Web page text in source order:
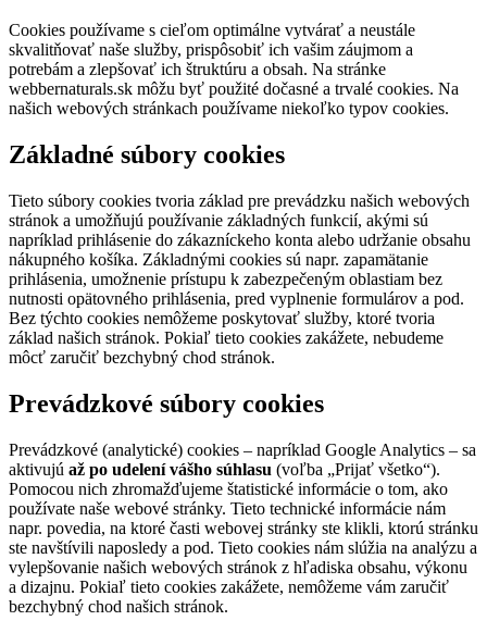
Cookies používame s cieľom optimálne vytvárať a neustále
skvalitňovať naše služby, prispôsobiť ich vašim záujmom a
potrebám a zlepšovať ich štruktúru a obsah. Na stránke
webbernaturals.sk môžu byť použité dočasné a trvalé cookies. Na
našich webových stránkach používame niekoľko typov cookies.
Základné súbory cookies
Tieto súbory cookies tvoria základ pre prevádzku našich webových
stránok a umožňujú používanie základných funkcií, akými sú
napríklad prihlásenie do zákazníckeho konta alebo udržanie obsahu
nákupného košíka. Základnými cookies sú napr. zapamätanie
prihlásenia, umožnenie prístupu k zabezpečeným oblastiam bez
nutnosti opätovného prihlásenia, pred vyplnenie formulárov a pod.
Bez týchto cookies nemôžeme poskytovať služby, ktoré tvoria
základ našich stránok. Pokiaľ tieto cookies zakážete, nebudeme
môcť zaručiť bezchybný chod stránok.
Prevádzkové súbory cookies
Prevádzkové (analytické) cookies – napríklad Google Analytics – sa
aktivujú až po udelení vášho súhlasu (voľba „Prijať všetko“).
Pomocou nich zhromažďujeme štatistické informácie o tom, ako
používate naše webové stránky. Tieto technické informácie nám
napr. povedia, na ktoré časti webovej stránky ste klikli, ktorú stránku
ste navštívili naposledy a pod. Tieto cookies nám slúžia na analýzu a
vylepšovanie našich webových stránok z hľadiska obsahu, výkonu
a dizajnu. Pokiaľ tieto cookies zakážete, nemôžeme vám zaručiť
bezchybný chod našich stránok.